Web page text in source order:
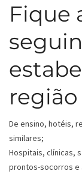
Fique
região
De ensino, hotéis,
similares;
Hospitais, clínicas,
prontos-socorros e